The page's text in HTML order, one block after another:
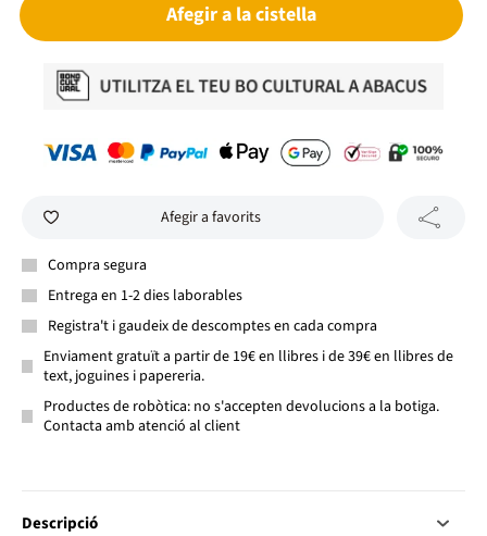
Afegir a la cistella
Afegir a favorits
Compra segura
Entrega en 1-2 dies laborables
Registra't i gaudeix de descomptes en cada compra
Enviament gratuït a partir de 19€ en llibres i de 39€ en llibres de
text, joguines i papereria.
Productes de robòtica: no s'accepten devolucions a la botiga.
Contacta amb atenció al client
Descripció